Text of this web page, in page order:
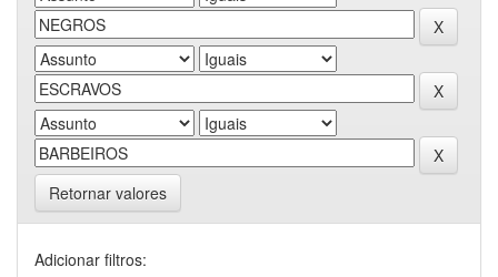
Retornar valores
Adicionar filtros: